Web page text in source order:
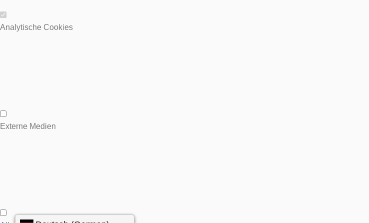
Wesentliche Cookies
Analytische Cookies
Analytische Cookies
Externe Medien
Externe Medien